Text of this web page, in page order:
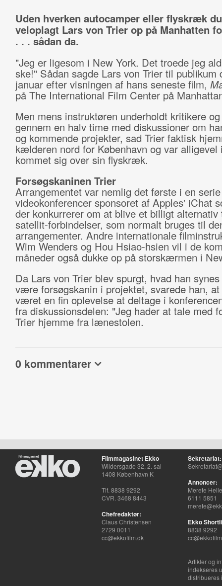
Uden hverken autocamper eller flyskræk
veloplagt Lars von Trier op på Manhatten
. . . sådan da.
"Jeg er ligesom i New York. Det troede jeg
ske!" Sådan sagde Lars von Trier til publikum
januar efter visningen af hans seneste film,
på The International Film Center på
Men mens instruktøren underholdt kritikere
gennem en halv time med diskussioner om
og kommende projekter, sad Trier faktisk
kælderen nord for København og var alligevel
kommet sig over sin flyskræk.
Forsøgskaninen Trier
Arrangementet var nemlig det første i en
videokonferencer sponsoret af Apples' iChat
der konkurrerer om at blive et billigt alternativ
satellit-forbindelser, som normalt bruges til
arrangementer. Andre internationale
Wim Wenders og Hou Hsiao-hsien vil i de
måneder også dukke op på storskærmen i
Da Lars von Trier blev spurgt, hvad han
være forsøgskanin i projektet, svarede han, at
været en fin oplevelse at deltage i
fra diskussionsdelen: "Jeg hader at tale med
Trier hjemme fra lænestolen.
0 kommentarer
Filmmagasinet Ekko
Wildersgade 32, 2. sal
1408 København K
Tlf. 8838 9292
CVR. 3468 8443
Chefredaktør:
Claus Christensen
2729 0011
cc@ekkofilm.dk
Sekretariat:
Annoncer:
Merete
6111 5851
Ekko
8838 9292
Artikler og
indekseres
distribueres